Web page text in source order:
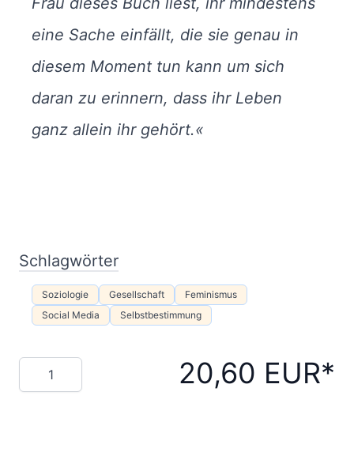
eine Sache einfällt, die sie genau in
diesem Moment tun kann um sich
daran zu erinnern, dass ihr Leben
ganz allein ihr gehört.«
Schlagwörter
Soziologie Gesellschaft
Feminismus
Social Media
Selbstbestimmung
Menge 20,60 EUR